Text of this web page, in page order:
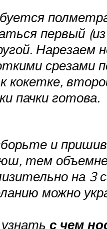
первый
Нарезаем
срезами
пачки готова.
и
тем
на
можно
с чем